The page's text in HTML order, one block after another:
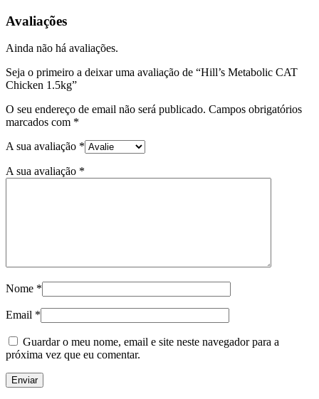
Avaliações
Ainda não há avaliações.
Seja o primeiro a deixar uma avaliação de “Hill’s Metabolic CAT
Chicken 1.5kg”
O seu endereço de email não será publicado. Campos obrigatórios
marcados com *
A sua avaliação *
A sua avaliação *
Nome *
Email *
Guardar o meu nome, email e site neste navegador para a
próxima vez que eu comentar.